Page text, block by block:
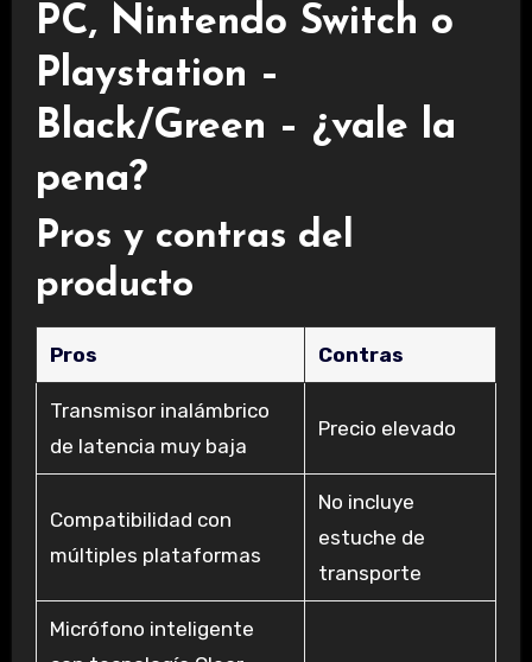
PC, Nintendo Switch o
Playstation –
Black/Green – ¿vale la
pena?
Pros y contras del
producto
Pros Contras
Transmisor inalámbrico
de latencia muy baja
Precio elevado
Compatibilidad con
múltiples plataformas
No incluye
estuche de
transporte
Micrófono inteligente